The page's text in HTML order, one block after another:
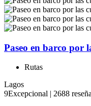
Paseo en barco por
Rutas
Lagos
9Excepcional | 2688